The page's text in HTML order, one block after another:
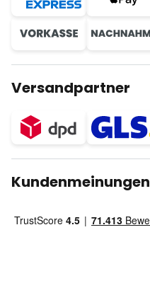
Versandpartner
Kundenmeinungen